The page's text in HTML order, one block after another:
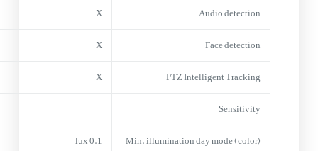
Audio detection
X
Face detection
X
PTZ Intelligent Tracking
X
Sensitivity
Min. illumination day mode (color)
0.1 lux